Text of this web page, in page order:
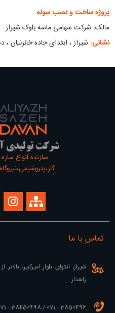
پروژه ساخت و نصب سوله
مالک: شرکت سهامی ماسه بلوک شیراز
نشانی: شیراز ، ابتدای جاده خانزنیان
شرکت تولیدی
سازنده انواع
تماس با ما
شیراز، انتهای بلوار امیرکبیر،
راهدار
3850496 - 071 / 38450498 - 071